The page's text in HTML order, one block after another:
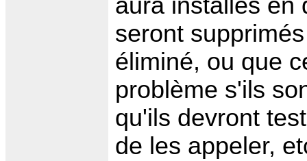
aura installés en
seront
éliminé, ou que
problème s'ils
qu'ils devront
de les appeler,